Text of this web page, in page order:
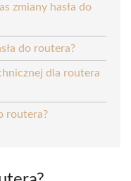
zmiany hasła do
do routera?
dla routera
routera?